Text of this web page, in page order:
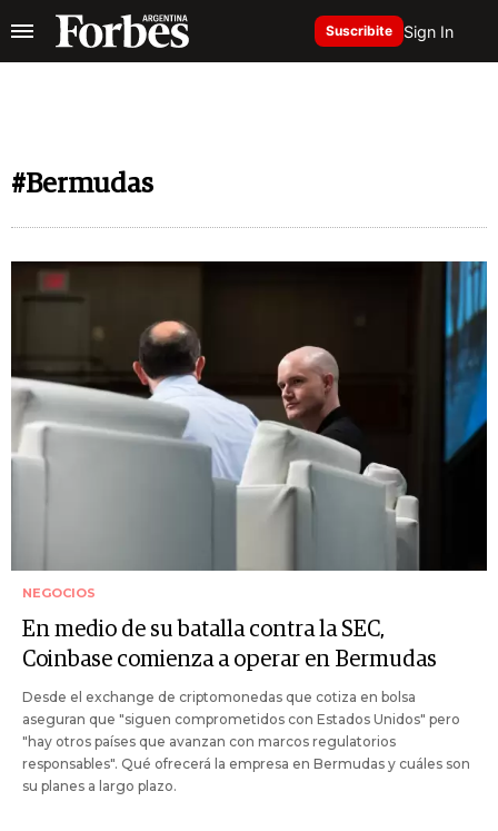
Suscribite Sign In
#Bermudas
NEGOCIOS
En medio de su batalla contra la SEC,
Coinbase comienza a operar en Bermudas
Desde el exchange de criptomonedas que cotiza en bolsa
aseguran que "siguen comprometidos con Estados Unidos" pero
"hay otros países que avanzan con marcos regulatorios
responsables". Qué ofrecerá la empresa en Bermudas y cuáles son
su planes a largo plazo.